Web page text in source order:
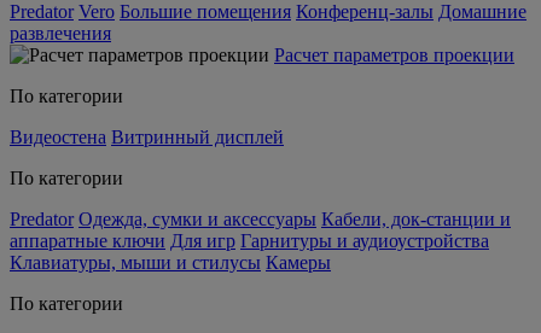
Predator Vero Большие помещения Конференц-залы Домашние
развлечения
Расчет параметров проекции
По категории
Видеостена Витринный дисплей
По категории
Predator Одежда, сумки и аксессуары Кабели, док-станции и
аппаратные ключи Для игр Гарнитуры и аудиоустройства
Клавиатуры, мыши и стилусы Камеры
По категории